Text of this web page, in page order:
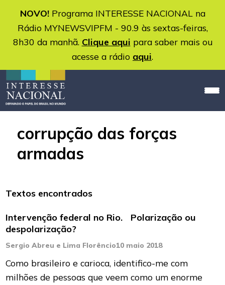
NOVO!Programa INTERESSE NACIONAL na
Rádio MYNEWSVIPFM - 90.9 às sextas-feiras,
8h30 da manhã. Clique aqui para saber mais ou
acesse a rádio aqui.
corrupção das forças
armadas
Textos encontrados
Intervenção federal no Rio. Polarização ou
despolarização?
Sergio Abreu e Lima Florêncio10 maio 2018
Como brasileiro e carioca, identifico-me com
milhões de pessoas que veem como um enorme